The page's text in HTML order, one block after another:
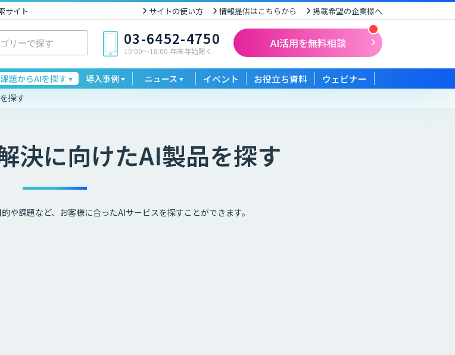
サイト サイトの使い方 情報提供はこちらから 掲載希望の企業様へ
03-6452-4750
10:00〜18:00 年末年始除く
AI活用を無料相談
題からAIを探す 導入事例 ニュース イベント お役立ち資料 ウェビナー
探す
決に向けたAI製品を探す
や課題など、お客様に合ったAIサービスを探すことができます。